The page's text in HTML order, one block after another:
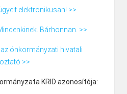
elektronikusan! >>
Bárhonnan. >>
önkormányzati hivatali
>>
KRID azonosítója: